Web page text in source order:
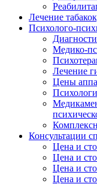
Лечение
Психолого-
Медико-
Лечение
Цены
Консультации
Цена и
Цена и
Цена и
Цена и